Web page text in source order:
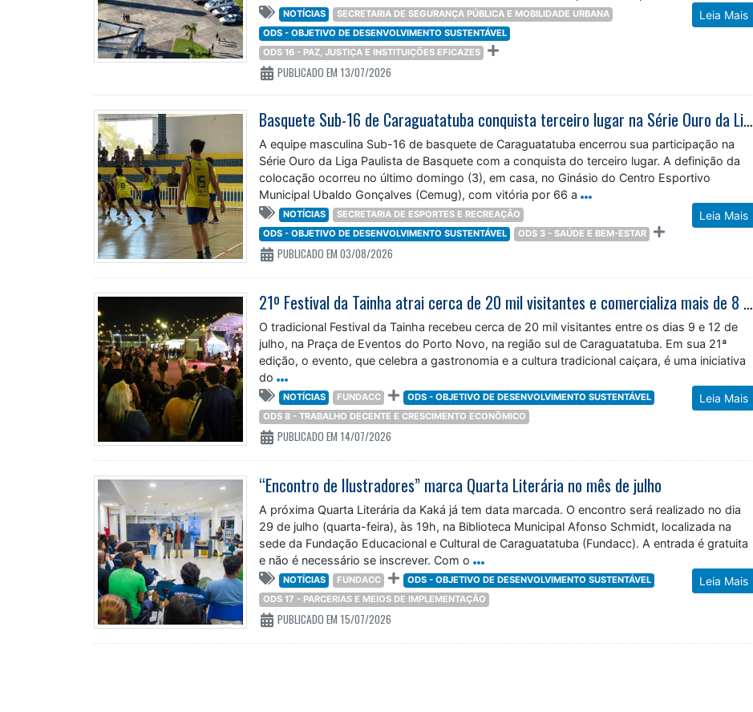
Leia Mais
NOTÍCIAS
SECRETARIA DE SEGURANÇA PÚBLICA E MOBILIDADE URBANA
ODS - OBJETIVO DE DESENVOLVIMENTO SUSTENTÁVEL
ODS 16 - PAZ, JUSTIÇA E INSTITUIÇÕES EFICAZES
PUBLICADO EM 13/07/2026
Basquete Sub-16 de Caraguatatuba conquista terceiro lugar na Série Ouro da Liga Paulista
A equipe masculina Sub-16 de basquete de Caraguatatuba encerrou sua participação na
Série Ouro da Liga Paulista de Basquete com a conquista do terceiro lugar. A definição da
colocação ocorreu no último domingo (3), em casa, no Ginásio do Centro Esportivo
Municipal Ubaldo Gonçalves (Cemug), com vitória por 66 a
Leia Mais
NOTÍCIAS
SECRETARIA DE ESPORTES E RECREAÇÃO
ODS - OBJETIVO DE DESENVOLVIMENTO SUSTENTÁVEL
ODS 3 - SAÚDE E BEM-ESTAR
PUBLICADO EM 03/08/2026
21º Festival da Tainha atrai cerca de 20 mil visitantes e comercializa mais de 8 toneladas do pescado
O tradicional Festival da Tainha recebeu cerca de 20 mil visitantes entre os dias 9 e 12 de
julho, na Praça de Eventos do Porto Novo, na região sul de Caraguatatuba. Em sua 21ª
edição, o evento, que celebra a gastronomia e a cultura tradicional caiçara, é uma iniciativa
do
Leia Mais
NOTÍCIAS FUNDACC
ODS - OBJETIVO DE DESENVOLVIMENTO SUSTENTÁVEL
ODS 8 - TRABALHO DECENTE E CRESCIMENTO ECONÔMICO
PUBLICADO EM 14/07/2026
“Encontro de Ilustradores” marca Quarta Literária no mês de julho
A próxima Quarta Literária da Kaká já tem data marcada. O encontro será realizado no dia
29 de julho (quarta-feira), às 19h, na Biblioteca Municipal Afonso Schmidt, localizada na
sede da Fundação Educacional e Cultural de Caraguatatuba (Fundacc). A entrada é gratuita
e não é necessário se inscrever. Com o
Leia Mais
NOTÍCIAS FUNDACC
ODS - OBJETIVO DE DESENVOLVIMENTO SUSTENTÁVEL
ODS 17 - PARCERIAS E MEIOS DE IMPLEMENTAÇÃO
PUBLICADO EM 15/07/2026